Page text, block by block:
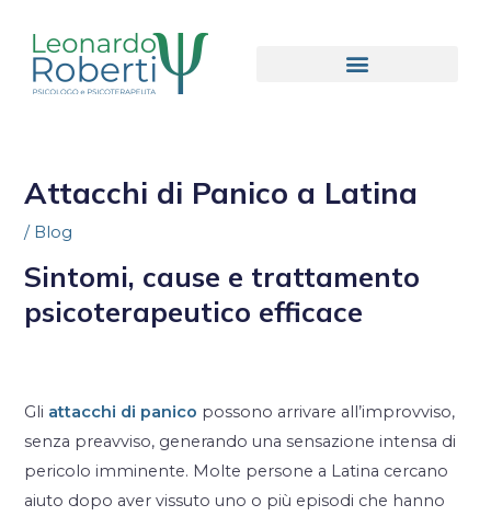
Attacchi di Panico a Latina
/ Blog
Sintomi, cause e trattamento
psicoterapeutico efficace
Gli attacchi di panico possono arrivare all’improvviso,
senza preavviso, generando una sensazione intensa di
pericolo imminente. Molte persone a Latina cercano
aiuto dopo aver vissuto uno o più episodi che hanno